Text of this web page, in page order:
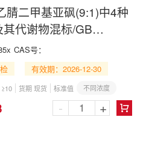
腈二甲基亚砜(9:1)中4种
代谢物混标/GB
CAS号：
有效期：2026-12-30
货期 现货 标准值 不同浓度

- +